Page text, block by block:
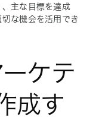
主な目標を達成
な機会を活用でき
ケテ
成す